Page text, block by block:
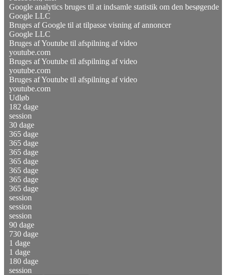
Google analytics bruges til at indsamle statistik om den besøgende
Google LLC
Bruges af Google til at tilpasse visning af annoncer
Google LLC
Bruges af Youtube til afspilning af video
youtube.com
Bruges af Youtube til afspilning af video
youtube.com
Bruges af Youtube til afspilning af video
youtube.com
Udløb
182 dage
session
30 dage
365 dage
365 dage
365 dage
365 dage
365 dage
365 dage
365 dage
session
session
session
90 dage
730 dage
1 dage
1 dage
180 dage
session